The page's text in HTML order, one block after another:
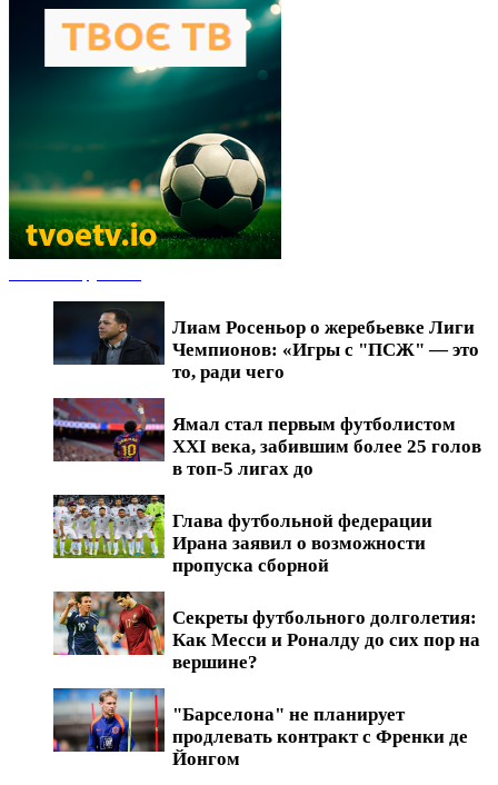
Лиам Росеньор о жеребьевке Лиги
Чемпионов: «Игры с "ПСЖ" — это
то, ради чего
Ямал стал первым футболистом
XXI века, забившим более 25 голов
в топ-5 лигах до
Глава футбольной федерации
Ирана заявил о возможности
пропуска сборной
Секреты футбольного долголетия:
Как Месси и Роналду до сих пор на
вершине?
"Барселона" не планирует
продлевать контракт с Френки де
Йонгом